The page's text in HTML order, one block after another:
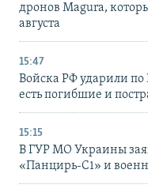
дронов Magura,
августа
15:47
Войска РФ ударили по
есть погибшие и
15:15
В ГУР МО Украины
«Панцирь-С1» и